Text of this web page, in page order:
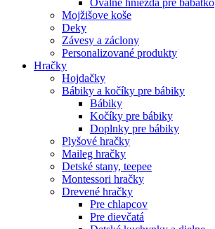
Oválne hniezda pre bábätko
Mojžišove koše
Deky
Závesy a záclony
Personalizované produkty
Hračky
Hojdačky
Bábiky a kočíky pre bábiky
Bábiky
Kočíky pre bábiky
Doplnky pre bábiky
Plyšové hračky
Maileg hračky
Detské stany, teepee
Montessori hračky
Drevené hračky
Pre chlapcov
Pre dievčatá